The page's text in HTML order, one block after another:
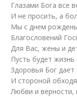
Глазами Бога все
И не просить, а
Мы с днем
Благословений
Для Вас, жены и
Пусть будет
Здоровья Бог дает
И стороной
Любви и верности,